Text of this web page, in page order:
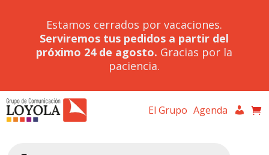
Estamos cerrados por vacaciones.
Serviremos tus pedidos a partir del
próximo 24 de agosto. Gracias por la
paciencia.
El Grupo Agenda